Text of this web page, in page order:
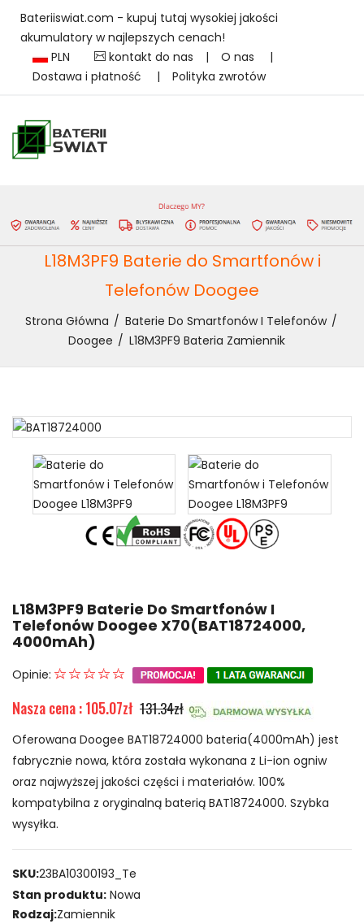
Bateriiswiat.com - kupuj tutaj wysokiej jakości
akumulatory w najlepszych cenach!
PLN
kontakt do nas | O nas
|
Dostawa i płatność
| Polityka zwrotów
L18M3PF9 Baterie do Smartfonów i
Telefonów Doogee
Strona Główna
Baterie Do Smartfonów I Telefonów
Doogee
L18M3PF9 Bateria Zamiennik
L18M3PF9 Baterie Do Smartfonów I
Telefonów Doogee X70(BAT18724000,
4000mAh)
Opinie:
Nasza cena : 105.07zł 131.34zł
Oferowana Doogee BAT18724000 bateria(4000mAh) jest
fabrycznie nowa, która została wykonana z Li-ion ogniw
oraz najwyższej jakości części i materiałów. 100%
kompatybilna z oryginalną baterią BAT18724000. Szybka
wysyłka.
SKU:23BA10300193_Te
Stan produktu: Nowa
Rodzaj:Zamiennik